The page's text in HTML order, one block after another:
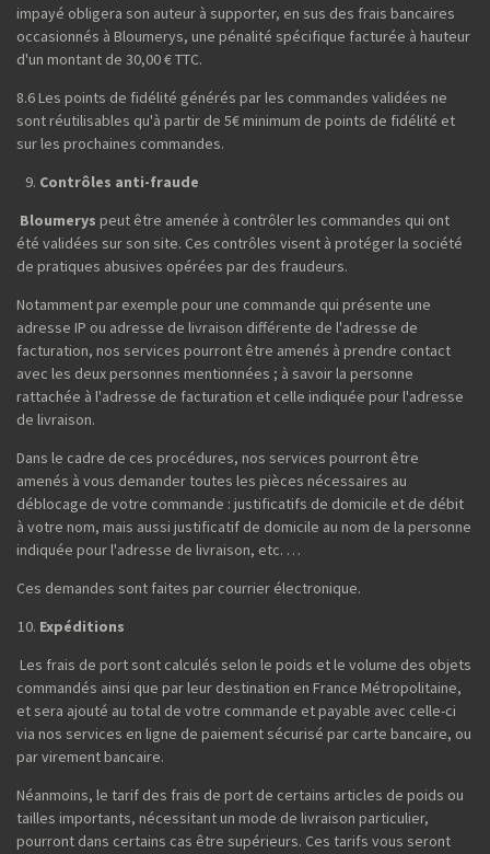
impayé obligera son auteur à supporter, en sus des frais bancaires
occasionnés à Bloumerys, une pénalité spécifique facturée à hauteur
d'un montant de 30,00 € TTC.
8.6 Les points de fidélité générés par les commandes validées ne
sont réutilisables qu'à partir de 5€ minimum de points de fidélité et
sur les prochaines commandes.
Contrôles anti-fraude
Bloumerys peut être amenée à contrôler les commandes qui ont
été validées sur son site. Ces contrôles visent à protéger la société
de pratiques abusives opérées par des fraudeurs.
Notamment par exemple pour une commande qui présente une
adresse IP ou adresse de livraison différente de l'adresse de
facturation, nos services pourront être amenés à prendre contact
avec les deux personnes mentionnées ; à savoir la personne
rattachée à l'adresse de facturation et celle indiquée pour l'adresse
de livraison.
Dans le cadre de ces procédures, nos services pourront être
amenés à vous demander toutes les pièces nécessaires au
déblocage de votre commande : justificatifs de domicile et de débit
à votre nom, mais aussi justificatif de domicile au nom de la personne
indiquée pour l'adresse de livraison, etc. …
Ces demandes sont faites par courrier électronique.
Expéditions
Les frais de port sont calculés selon le poids et le volume des objets
commandés ainsi que par leur destination en France Métropolitaine,
et sera ajouté au total de votre commande et payable avec celle-ci
via nos services en ligne de paiement sécurisé par carte bancaire, ou
par virement bancaire.
Néanmoins, le tarif des frais de port de certains articles de poids ou
tailles importants, nécessitant un mode de livraison particulier,
pourront dans certains cas être supérieurs. Ces tarifs vous seront